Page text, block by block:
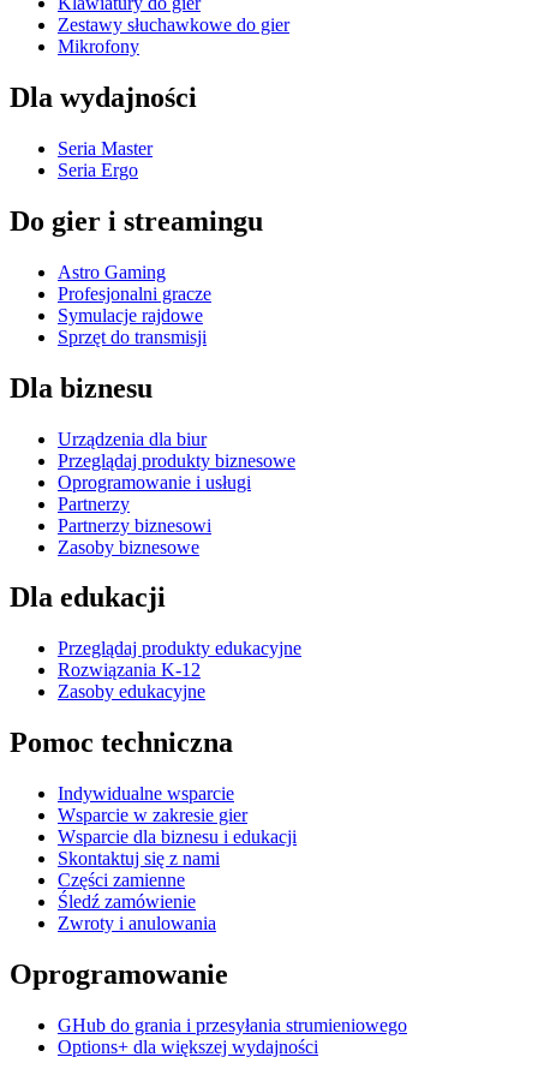
Zestawy słuchawkowe do gier
Mikrofony
Dla wydajności
Seria Master
Seria Ergo
Do gier i streamingu
Astro Gaming
Profesjonalni gracze
Symulacje rajdowe
Sprzęt do transmisji
Dla biznesu
Urządzenia dla biur
Przeglądaj produkty biznesowe
Oprogramowanie i usługi
Partnerzy
Partnerzy biznesowi
Zasoby biznesowe
Dla edukacji
Przeglądaj produkty edukacyjne
Rozwiązania K-12
Zasoby edukacyjne
Pomoc techniczna
Indywidualne wsparcie
Wsparcie w zakresie gier
Wsparcie dla biznesu i edukacji
Skontaktuj się z nami
Części zamienne
Śledź zamówienie
Zwroty i anulowania
Oprogramowanie
GHub do grania i przesyłania strumieniowego
Options+ dla większej wydajności